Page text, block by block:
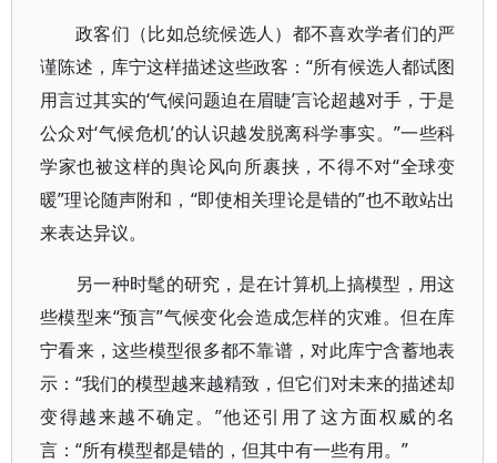
政客们（比如总统候选人）都不喜欢学者们的严
谨陈述，库宁这样描述这些政客：“所有候选人都试图
用言过其实的‘气候问题迫在眉睫’言论超越对手，于是
公众对‘气候危机’的认识越发脱离科学事实。”一些科
学家也被这样的舆论风向所裹挟，不得不对“全球变
暖”理论随声附和，“即使相关理论是错的”也不敢站出
来表达异议。
另一种时髦的研究，是在计算机上搞模型，用这
些模型来“预言”气候变化会造成怎样的灾难。但在库
宁看来，这些模型很多都不靠谱，对此库宁含蓄地表
示：“我们的模型越来越精致，但它们对未来的描述却
变得越来越不确定。”他还引用了这方面权威的名
言：“所有模型都是错的，但其中有一些有用。”